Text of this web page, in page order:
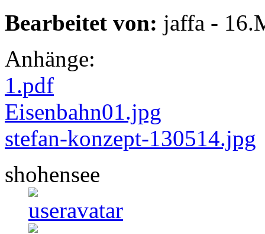
Bearbeitet von: jaffa -
Anhänge:
1.pdf
Eisenbahn01.jpg
stefan-konzept-130514.jpg
shohensee